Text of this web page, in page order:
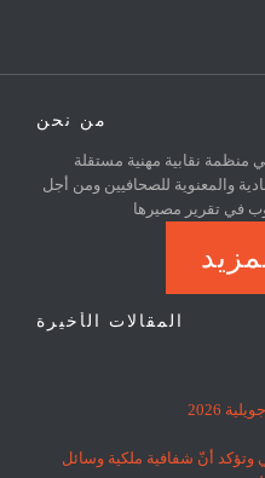
من نحن
منظمة نقابية مهنية مستقلة
والمعنوية للصحافيين ومن أجل
في تقرير مصيرها
المقالات الأخيرة
أنّ شفافية ملكية وسائل